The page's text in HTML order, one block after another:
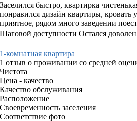
Заселился быстро, квартирка
понравился дизайн квартиры, кровать
приятное, рядом много заведении
Шаговой доступности Остался
1-комнатная квартира
1 отзыв о проживании со средней
Чистота
Цена - качество
Качество обслуживания
Расположение
Своевременность заселения
Соответствие фото